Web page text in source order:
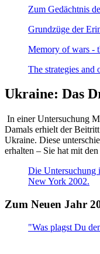
Zum Gedächtnis
Grundzüge der
Memory of wars -
The strategies
Ukraine: Das
In einer Untersuchung
Damals erhielt der
Ukraine. Diese
erhalten – Sie hat mit
Die Untersuchung
New York 2002.
Zum Neuen Jahr
"Was plagst Du